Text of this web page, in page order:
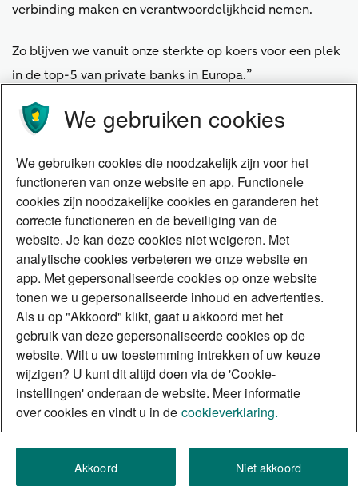
verbinding maken en verantwoordelijkheid nemen.
Zo blijven we vanuit onze sterkte op koers voor een plek
in de top-5 van private banks in Europa.”
Werken 'Waar Het Gebeurt'
Ontdek jezelf als MogelijkMaker
Zo veel mogelijkheden bij ABN AMRO in België,
We gebruiken cookies
We gebruiken cookies die noodzakelijk zijn voor het
functioneren van onze website en app. Functionele
cookies zijn noodzakelijke cookies en garanderen het
correcte functioneren en de beveiliging van de
website. Je kan deze cookies niet weigeren. Met
analytische cookies verbeteren we onze website en
app. Met gepersonaliseerde cookies op onze website
tonen we u gepersonaliseerde inhoud en advertenties.
Als u op "Akkoord" klikt, gaat u akkoord met het
gebruik van deze gepersonaliseerde cookies op de
website. Wilt u uw toestemming intrekken of uw keuze
wijzigen? U kunt dit altijd doen via de 'Cookie-
instellingen' onderaan de website. Meer informatie
over cookies en vindt u in de cookieverklaring.
Akkoord Niet akkoord